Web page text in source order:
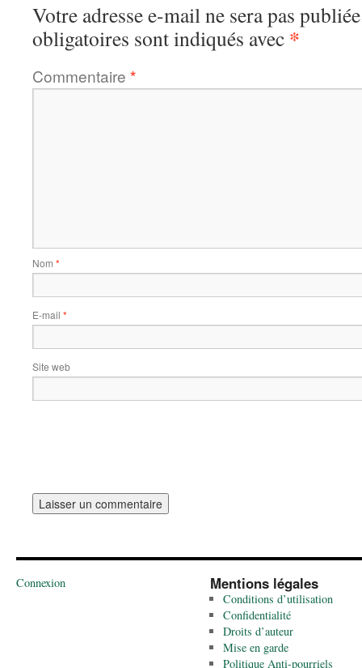
Votre adresse e-mail ne sera pas
obligatoires sont indiqués avec *
Commentaire *
Nom *
E-mail *
Site web
Connexion Mentions légales
Conditions d’utilisation
Confidentialité
Droits d’auteur
Mise en garde
Politique Anti-pourriels